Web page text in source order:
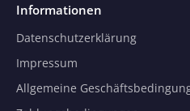
Informationen
Datenschutzerklärung
Impressum
Allgemeine